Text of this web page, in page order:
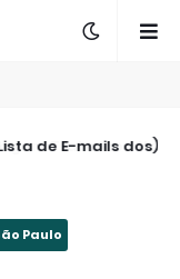
de E-mails dos
Paulo